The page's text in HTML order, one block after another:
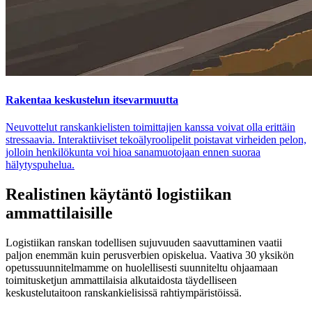
Rakentaa keskustelun itsevarmuutta
Neuvottelut ranskankielisten toimittajien kanssa voivat olla erittäin
stressaavia. Interaktiiviset tekoälyroolipelit poistavat virheiden pelon,
jolloin henkilökunta voi hioa sanamuotojaan ennen suoraa
hälytyspuhelua.
Realistinen käytäntö logistiikan
ammattilaisille
Logistiikan ranskan todellisen sujuvuuden saavuttaminen vaatii
paljon enemmän kuin perusverbien opiskelua. Vaativa 30 yksikön
opetussuunnitelmamme on huolellisesti suunniteltu ohjaamaan
toimitusketjun ammattilaisia alkutaidosta täydelliseen
keskustelutaitoon ranskankielisissä rahtiympäristöissä.